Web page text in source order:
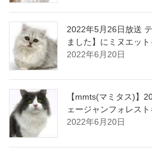
2022年5月26日放送
ました】にミヌエッ
2022年6月20日
【mmts(マミタス)】
ェージャンフォレス
2022年6月20日